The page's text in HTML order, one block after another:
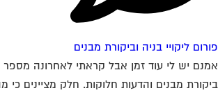
ליקויי בניה וביקורת מבנים
יש לי עוד זמן אבל קראתי לאחרונה מספר
מבנים והדעות חלוקות. חלק מציינים כי